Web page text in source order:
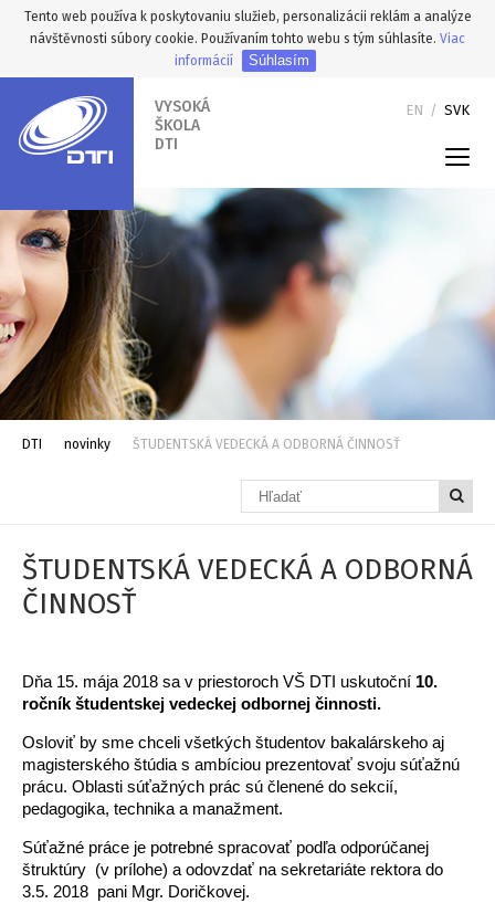
Tento web používa k poskytovaniu služieb, personalizácii reklám a analýze
návštěvnosti súbory cookie. Používaním tohto webu s tým súhlasíte. Viac
informácií
Súhlasím
VYSOKÁ
ŠKOLA
DTI
EN / SVK
DTI novinky ŠTUDENTSKÁ VEDECKÁ A ODBORNÁ ČINNOSŤ
ŠTUDENTSKÁ VEDECKÁ A ODBORNÁ
ČINNOSŤ
Dňa 15. mája 2018 sa v priestoroch VŠ DTI uskutoční 10.
ročník študentskej vedeckej odbornej činnosti.
Osloviť by sme chceli všetkých študentov bakalárskeho aj
magisterského štúdia s ambíciou prezentovať svoju súťažnú
prácu. Oblasti súťažných prác sú členené do sekcií,
pedagogika, technika a manažment.
Súťažné práce je potrebné spracovať podľa odporúčanej
štruktúry (v prílohe) a odovzdať na sekretariáte rektora do
3.5. 2018 pani Mgr. Doričkovej.